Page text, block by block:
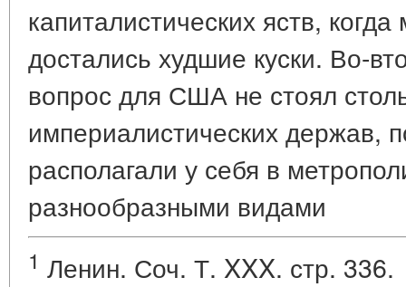
капиталистических яств,
достались худшие куски. Во-
вопрос для США не стоял
империалистических держав,
располагали у себя в
разнообразными видами
1 Ленин. Соч. Т. XXX. стр. 336.